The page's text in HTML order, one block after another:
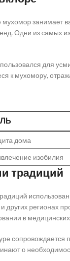
мухомор занимает
Одни из самых
для
к мухомору,
дома
изобилия
традиций
других регионах
в
о